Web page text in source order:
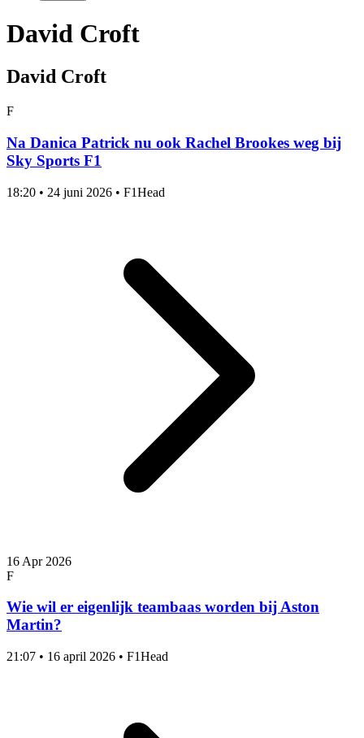
David Croft
David Croft
F
Na Danica Patrick nu ook Rachel Brookes weg bij
Sky Sports F1
18:20 • 24 juni 2026 • F1Head
16 Apr 2026
F
Wie wil er eigenlijk teambaas worden bij Aston
Martin?
21:07 • 16 april 2026 • F1Head